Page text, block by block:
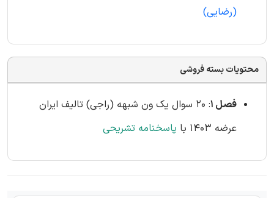
(رضایی)
محتویات بسته فروشی
فصل 1
: 20 سوال یک ون شبهه (راجی) تالیف ایران
عرضه 1403 با
پاسخنامه تشریحی